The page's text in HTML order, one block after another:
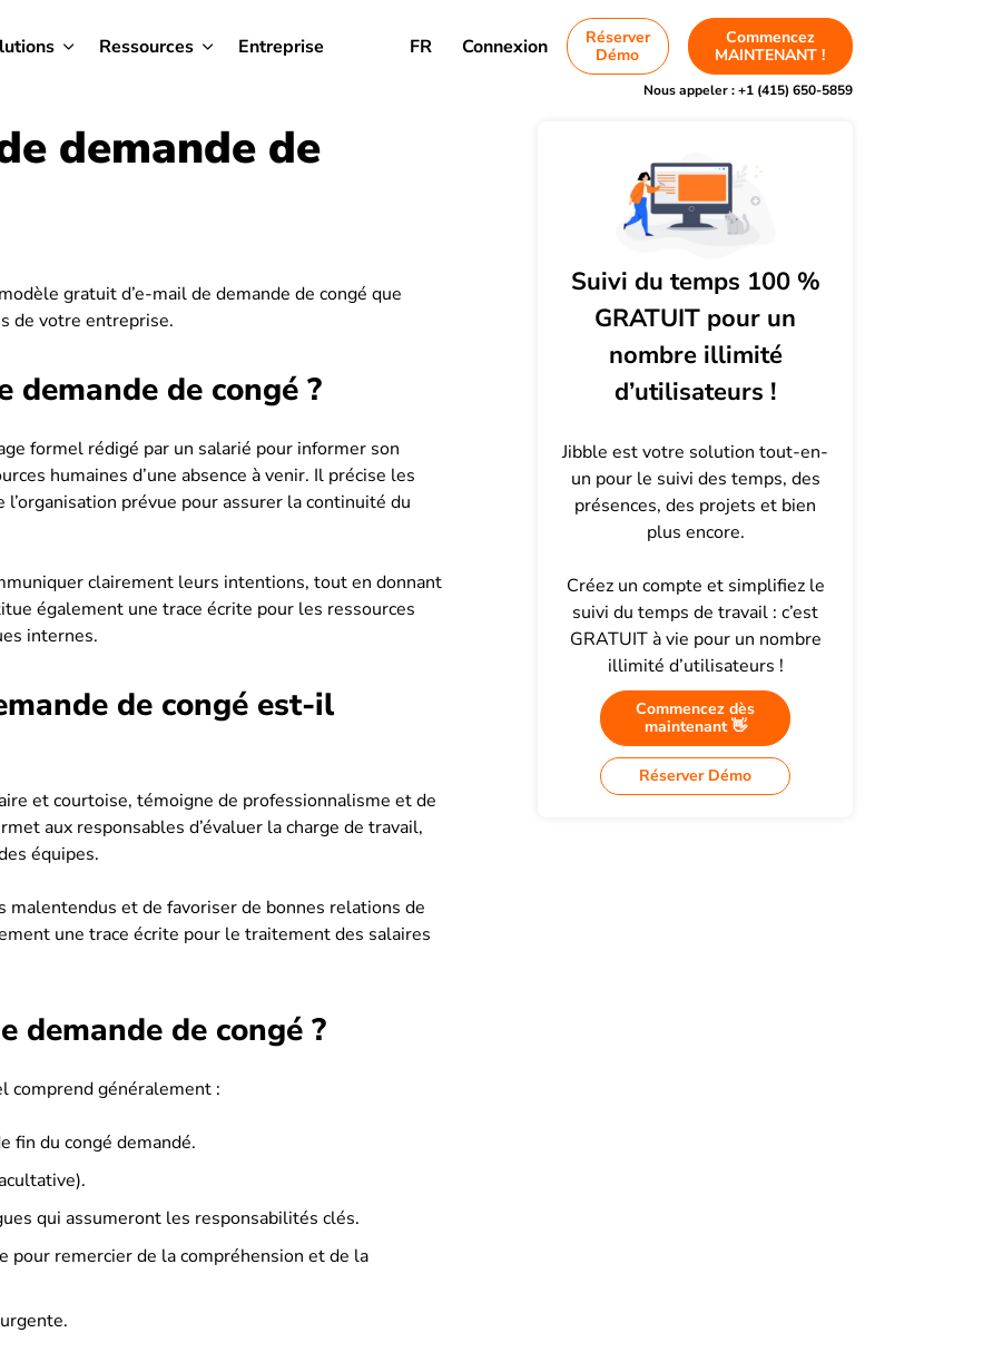
Ressources Entreprise FR Connexion
Réserver
Démo
Commencez
MAINTENANT !
Nous appeler :+1 (415) 650-5859
demande de
gratuit d’e-mail de demande de congé que
de votre entreprise.
demande de congé ?
formel rédigé par un salarié pour informer son
humaines d’une absence à venir. Il précise les
prévue pour assurer la continuité du
clairement leurs intentions, tout en donnant
également une trace écrite pour les ressources
internes.
de congé est-il
et courtoise, témoigne de professionnalisme et de
aux responsables d’évaluer la charge de travail,
équipes.
malentendus et de favoriser de bonnes relations de
une trace écrite pour le traitement des salaires
demande de congé ?
comprend généralement :
fin du congé demandé.
qui assumeront les responsabilités clés.
pour remercier de la compréhension et de la
Suivi du temps 100 %
GRATUIT pour un
nombre illimité
d’utilisateurs !
Jibble est votre solution tout-en-
un pour le suivi des temps, des
présences, des projets et bien
plus encore.
Créez un compte et simplifiez le
suivi du temps de travail : c’est
GRATUIT à vie pour un nombre
illimité d’utilisateurs !
Commencez dès
maintenant 👋
Réserver Démo